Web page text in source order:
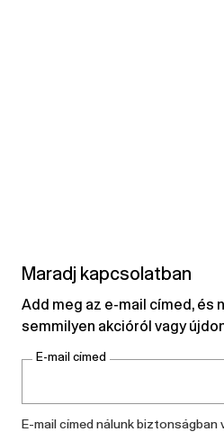
Maradj kapcsolatban
Add meg az e-mail címed, és
semmilyen akcióról vagy
E-mail címed
E-mail címed nálunk biztonságban